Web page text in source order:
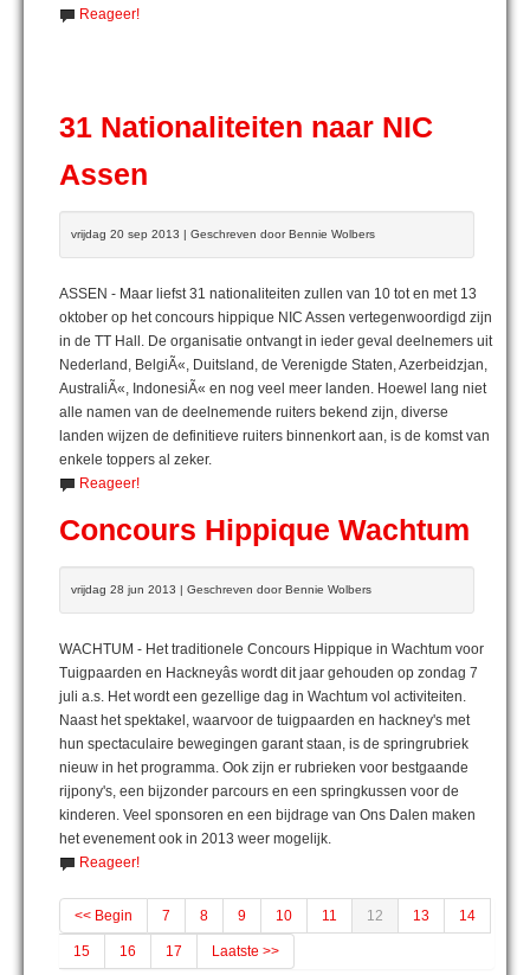
Reageer!
31 Nationaliteiten naar NIC
Assen
vrijdag 20 sep 2013 | Geschreven door Bennie Wolbers
ASSEN - Maar liefst 31 nationaliteiten zullen van 10 tot en met 13
oktober op het concours hippique NIC Assen vertegenwoordigd zijn
in de TT Hall. De organisatie ontvangt in ieder geval deelnemers uit
Nederland, BelgiÃ«, Duitsland, de Verenigde Staten, Azerbeidzjan,
AustraliÃ«, IndonesiÃ« en nog veel meer landen. Hoewel lang niet
alle namen van de deelnemende ruiters bekend zijn, diverse
landen wijzen de definitieve ruiters binnenkort aan, is de komst van
enkele toppers al zeker.
Reageer!
Concours Hippique Wachtum
vrijdag 28 jun 2013 | Geschreven door Bennie Wolbers
WACHTUM - Het traditionele Concours Hippique in Wachtum voor
Tuigpaarden en Hackneyâs wordt dit jaar gehouden op zondag 7
juli a.s. Het wordt een gezellige dag in Wachtum vol activiteiten.
Naast het spektakel, waarvoor de tuigpaarden en hackney's met
hun spectaculaire bewegingen garant staan, is de springrubriek
nieuw in het programma. Ook zijn er rubrieken voor bestgaande
rijpony's, een bijzonder parcours en een springkussen voor de
kinderen. Veel sponsoren en een bijdrage van Ons Dalen maken
het evenement ook in 2013 weer mogelijk.
Reageer!
<< Begin 7 8 9 10 11 12 13 14
15 16 17 Laatste >>